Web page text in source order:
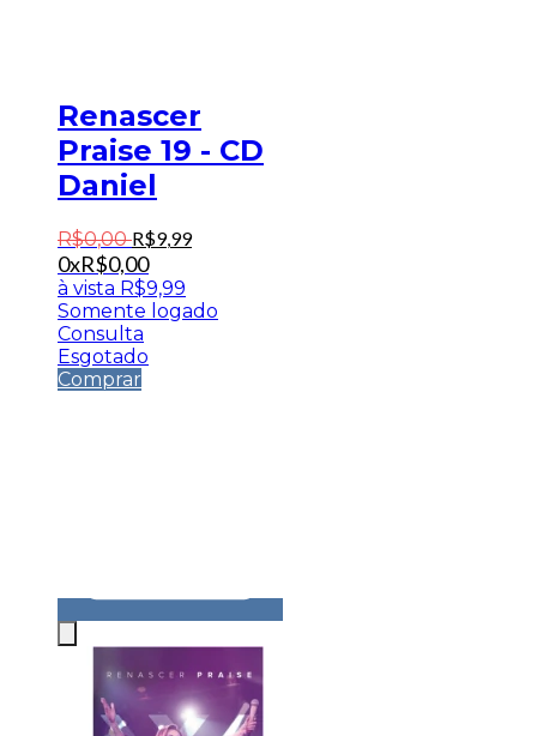
Renascer
Praise 19 - CD
Daniel
R$0,00 R$9,99
0xR$0,00
à vista R$9,99
Somente logado
Consulta
Esgotado
Comprar